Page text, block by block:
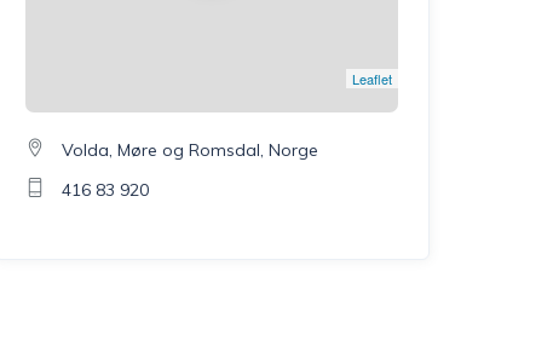
Leaflet
Volda, Møre og Romsdal, Norge
416 83 920